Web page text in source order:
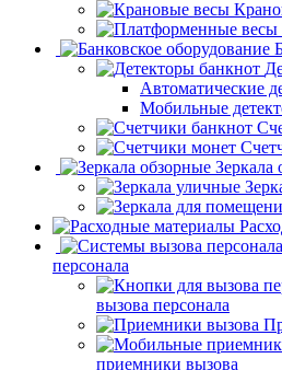
Автоматические
Мобильные
Зеркала
персонала
вызова персонала
приемники вызова